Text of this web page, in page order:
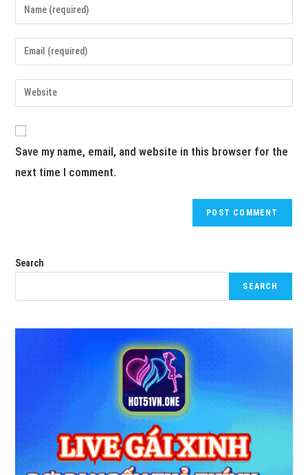
Save my name, email, and website in this browser for the
next time I comment.
Search
SEARCH